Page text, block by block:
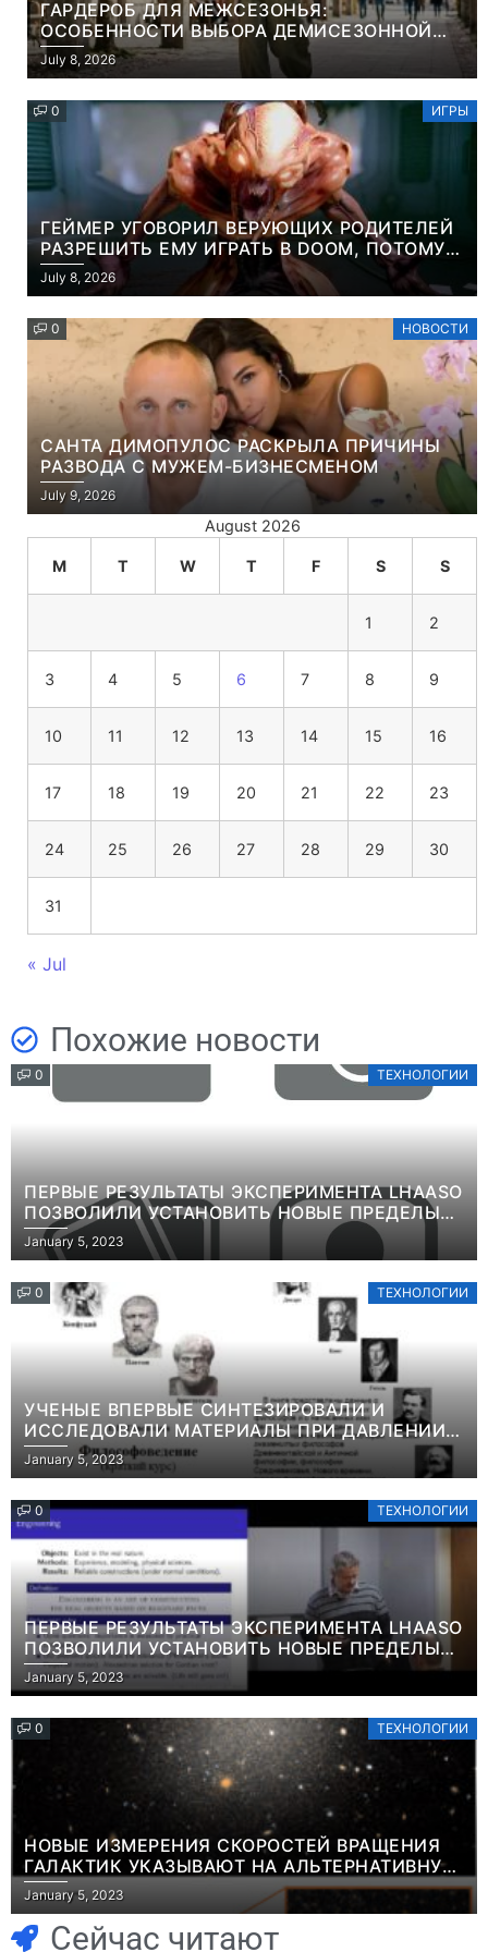
ГАРДЕРОБ ДЛЯ МЕЖСЕЗОНЬЯ:
ОСОБЕННОСТИ ВЫБОРА ДЕМИСЕЗОННОЙ
ПАРКИ И ЭЛЕГАНТНОГО ЖЕНСКОГО ПЛАЩА
July 8, 2026
0 ИГРЫ
ГЕЙМЕР УГОВОРИЛ ВЕРУЮЩИХ РОДИТЕЛЕЙ
РАЗРЕШИТЬ ЕМУ ИГРАТЬ В DOOM, ПОТОМУ
ЧТО ЭТО ХРИСТИАНСКАЯ ИГРА ПРО
УБИЙСТВО ДЕМОНОВ
July 8, 2026
0 НОВОСТИ
САНТА ДИМОПУЛОС РАСКРЫЛА ПРИЧИНЫ
РАЗВОДА С МУЖЕМ-БИЗНЕСМЕНОМ
July 9, 2026
August 2026
M T W T F S S
1 2
3 4 5 6 7 8 9
10 11 12 13 14 15 16
17 18 19 20 21 22 23
24 25 26 27 28 29 30
31
« Jul
Похожие новости
0 ТЕХНОЛОГИИ
ПЕРВЫЕ РЕЗУЛЬТАТЫ ЭКСПЕРИМЕНТА LHAASO
ПОЗВОЛИЛИ УСТАНОВИТЬ НОВЫЕ ПРЕДЕЛЫ
ВРЕМЕНИ ЖИЗНИ ТЯЖЕЛЫХ ЧАСТИЦ ТЕМНОЙ
МАТЕРИИИНФОРМАЦИЯ
January 5, 2023
0 ТЕХНОЛОГИИ
УЧЕНЫЕ ВПЕРВЫЕ СИНТЕЗИРОВАЛИ И
ИССЛЕДОВАЛИ МАТЕРИАЛЫ ПРИ ДАВЛЕНИИ
СВЫШЕ ТЕРАПАСКАЛЯИНФОРМАЦИЯ
January 5, 2023
0 ТЕХНОЛОГИИ
ПЕРВЫЕ РЕЗУЛЬТАТЫ ЭКСПЕРИМЕНТА LHAASO
ПОЗВОЛИЛИ УСТАНОВИТЬ НОВЫЕ ПРЕДЕЛЫ
ВРЕМЕНИ ЖИЗНИ ТЯЖЕЛЫХ ЧАСТИЦ ТЕМНОЙ
МАТЕРИИ ИНФОРМАЦИЯ
January 5, 2023
0 ТЕХНОЛОГИИ
НОВЫЕ ИЗМЕРЕНИЯ СКОРОСТЕЙ ВРАЩЕНИЯ
ГАЛАКТИК УКАЗЫВАЮТ НА АЛЬТЕРНАТИВНУЮ
ТЕОРИЮ ГРАВИТАЦИИ, КАК НА ВОЗМОЖНОЕ
ОБЪЯСНЕНИЕ ФЕНОМЕНА ТЕМНОЙ МАТЕРИИ
ИНФОРМАЦИЯ
January 5, 2023
Сейчас читают
Игры
Геймеры
отменяют
Новичок-геймер